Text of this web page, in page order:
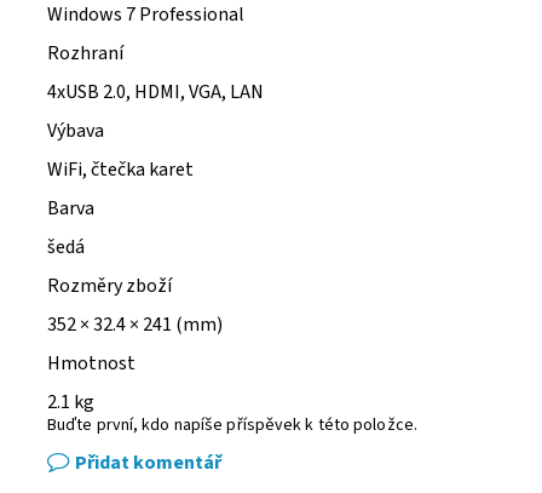
Windows 7 Professional
Rozhraní
4xUSB 2.0, HDMI, VGA, LAN
Výbava
WiFi, čtečka karet
Barva
šedá
Rozměry zboží
352 × 32.4 × 241 (mm)
Hmotnost
2.1 kg
Buďte první, kdo napíše příspěvek k této položce.
Přidat komentář